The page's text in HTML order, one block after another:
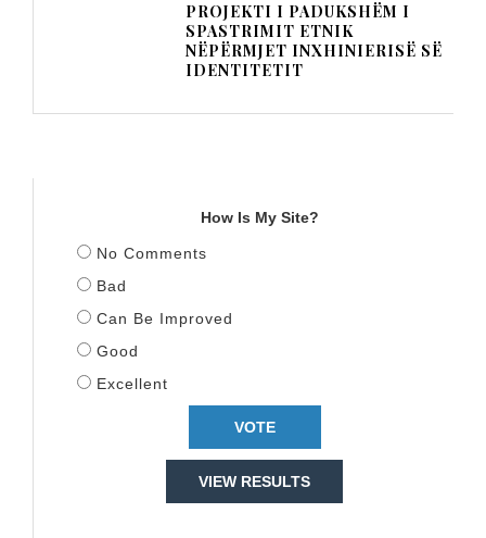
PROJEKTI I PADUKSHËM I
SPASTRIMIT ETNIK
NËPËRMJET INXHINIERISË SË
IDENTITETIT
How Is My Site?
No Comments
Bad
Can Be Improved
Good
Excellent
VIEW RESULTS